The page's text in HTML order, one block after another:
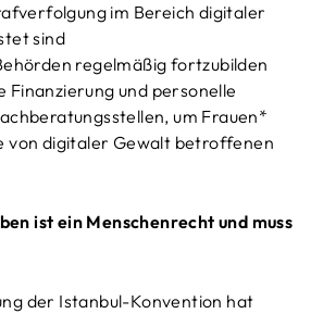
im Bereich digitaler
sind
regelmäßig fortzubilden
Finanzierung und personelle
um Frauen*
von digitaler Gewalt betroffenen
ist ein Menschenrecht und muss
der Istanbul-Konvention hat